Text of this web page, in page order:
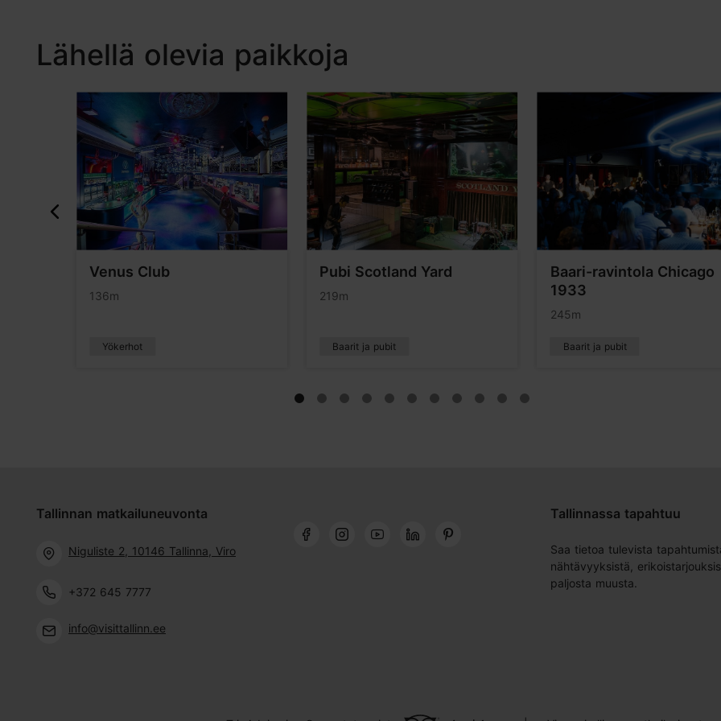
Lähellä olevia paikkoja
Venus Club
136m
Yökerhot
Pubi Scotland Yard
219m
Baarit ja pubit
Baari-ravintola Chicago
1933
245m
Baarit ja pubit
Tallinnan matkailuneuvonta
Niguliste 2, 10146 Tallinna, Viro
+372 645 7777
info@visittallinn.ee
Tallinnassa tapahtuu
Saa tietoa tulevista
nähtävyyksistä,
paljosta muusta.